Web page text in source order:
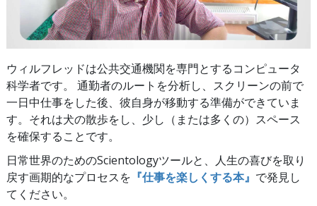
ウィルフレッドは公共交通機関を専門とするコンピュータ
科学者です。 通勤者のルートを分析し、スクリーンの前で
一日中仕事をした後、彼自身が移動する準備ができていま
す。それは犬の散歩をし、少し（または多くの）スペース
を確保することです。
日常世界のためのScientologyツールと、人生の喜びを取り
戻す画期的なプロセスを 『仕事を楽しくする本』 で発見し
てください。